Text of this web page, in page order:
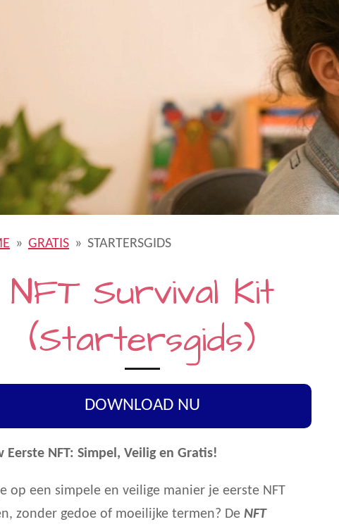
» GRATIS » STARTERSGIDS
NFT Survival Kit
(Startersgids)
DOWNLOAD NU
Eerste NFT: Simpel, Veilig en Gratis!
op een simpele en veilige manier je eerste NFT
zonder gedoe of moeilijke termen? De NFT